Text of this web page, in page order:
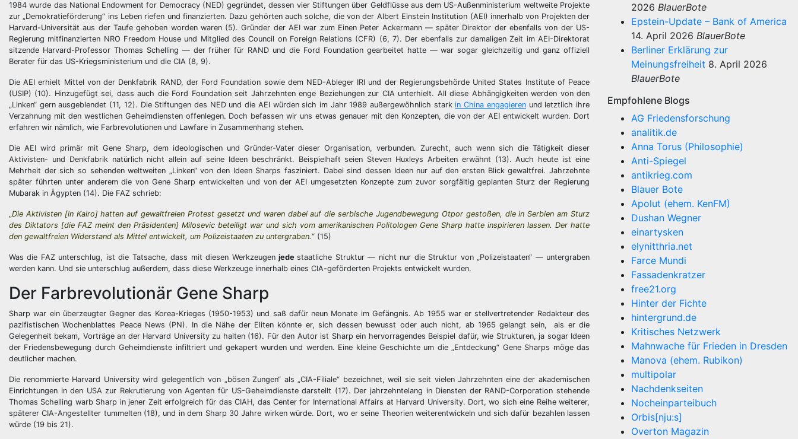
1984 wurde das National Endowment for Democracy (NED) gegründet, dessen vier Stiftungen über Geldflüsse aus dem US-Außenministerium weltweite Projekte
zur „Demokratieförderung“ ins Leben riefen und finanzierten. Dazu gehörten auch solche, die von der Albert Einstein Institution (AEI) innerhalb von Projekten der
Harvard-Universität aus der Taufe gehoben worden waren (5). Gründer der AEI war zum Einen Peter Ackermann — später Direktor der ebenfalls von der US-
Regierung mitfinanzierten NRO Freedom House und Mitglied des Council on Foreign Relations (CFR) (6, 7). Der ebenfalls zur damaligen Zeit im AEI-Direktorat
sitzende Harvard-Professor Thomas Schelling — der früher für RAND und die Ford Foundation gearbeitet hatte — war sogar gleichzeitig und ganz offiziell
Berater für das US-Kriegsministerium und die CIA (8, 9).
Die AEI erhielt Mittel von der Denkfabrik RAND, der Ford Foundation sowie dem NED-Ableger IRI und der Regierungsbehörde United States Institute of Peace
(USIP) (10). Hinzugefügt sei, dass auch die Ford Foundation seit Jahrzehnten enge Beziehungen zur CIA unterhielt. All diese Abhängigkeiten werden von den
„Linken“ gern ausgeblendet (11, 12). Die Stiftungen des NED und die AEI würden sich im Jahr 1989 außergewöhnlich starkin China engagierenund letztlich ihre
Verzahnung mit den westlichen Geheimdiensten offenlegen. Doch befassen wir uns etwas genauer mit den Konzepten, die von der AEI entwickelt wurden. Dort
erfahren wir nämlich, wie Farbrevolutionen und Lawfare in Zusammenhang stehen.
Die AEI wird primär mit Gene Sharp, dem ideologischen und Gründer-Vater dieser Organisation, verbunden. Zurecht, auch wenn sich die Tätigkeit dieser
Aktivisten- und Denkfabrik natürlich nicht allein auf seine Ideen beschränkt. Beispielhaft seien Steven Huxleys Arbeiten erwähnt (13). Auch heute ist eine
Mehrheit der sich so sehenden weltweiten „Linken“ von den Ideen Sharps fasziniert. Dabei sind dessen Ideen nur auf den ersten Blick gewaltfrei. Jahrzehnte
später führten unter anderem die von Gene Sharp entwickelten und von der AEI umgesetzten Konzepte zum zuvor sorgfältig geplanten Sturz der Regierung
Mubarak in Ägypten (14). Die FAZ schrieb:
„Die Aktivisten [in Kairo] hatten auf gewaltfreien Protest gesetzt und waren dabei auf die serbische Jugendbewegung Otpor gestoßen, die in Serbien am Sturz
des Diktators [die FAZ meint den Präsidenten] Milosevic beteiligt war und sich vom amerikanischen Politologen Gene Sharp hatte inspirieren lassen. Der hatte
den gewaltfreien Widerstand als Mittel entwickelt, um Polizeistaaten zu untergraben.“ (15)
Was die FAZ unterschlug, ist die Tatsache, dass mit diesen Werkzeugen jedestaatliche Struktur — nicht nur die Struktur von „Polizeistaaten“ — untergraben
werden kann. Und sie unterschlug außerdem, dass diese Werkzeuge innerhalb eines CIA-geförderten Projekts entwickelt wurden.
Der Farbrevolutionär Gene Sharp
Sharp war ein überzeugter Gegner des Korea-Krieges (1950-1953) und saß dafür neun Monate im Gefängnis. Ab 1955 war er stellvertretender Redakteur des
pazifistischen Wochenblattes Peace News (PN). In die Nähe der Eliten könnte er, sich dessen bewusst oder auch nicht, ab 1965 gelangt sein, als er die
Gelegenheit bekam, Vorträge an der Harvard University zu halten (16). Für den Autor ist Sharp ein hervorragendes Beispiel dafür, wie Strukturen, ja sogar Ideen
der Friedensbewegung durch Geheimdienste infiltriert und gekapert wurden und werden. Eine kleine Geschichte um die „Entdeckung“ Gene Sharps möge das
deutlicher machen.
Die renommierte Harvard University wird gelegentlich von „bösen Zungen“ als „CIA-Filiale“ bezeichnet, weil sie seit vielen Jahrzehnten eine der akademischen
Einrichtungen in den USA zur Rekrutierung von Agenten für US-Geheimdienste darstellt (17). Der jahrzehntelang in Diensten der RAND-Corporation stehende
Thomas Schelling warb Sharp in jener Zeit erfolgreich für das CIAH, das Center for International Affairs at Harvard University. Dort, wo sich eine Reihe weiterer,
späterer CIA-Angestellter tummelten (18), und in dem Sharp 30 Jahre wirken würde. Dort, wo er seine Theorien weiterentwickeln und sich dafür bezahlen lassen
würde (19 bis 21).
2026 BlauerBote
Epstein-Update – Bank of America
14. April 2026 BlauerBote
Berliner Erklärung zur
Meinungsfreiheit 8. April 2026
BlauerBote
Empfohlene Blogs
AG Friedensforschung
analitik.de
Anna Torus (Philosophie)
Anti-Spiegel
antikrieg.com
Blauer Bote
Apolut (ehem. KenFM)
Dushan Wegner
einartysken
elynitthria.net
Farce Mundi
Fassadenkratzer
free21.org
Hinter der Fichte
hintergrund.de
Kritisches Netzwerk
Mahnwache für Frieden in Dresden
Manova (ehem. Rubikon)
multipolar
Nachdenkseiten
Nocheinparteibuch
Orbis[nju:s]
Overton Magazin